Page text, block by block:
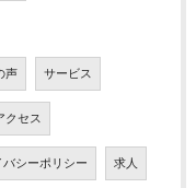
声 サービス
クセス
バシーポリシー 求人